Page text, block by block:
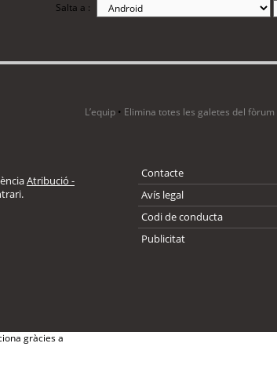
Salta a :
L’equip • Elimina totes les galetes del fòrum
Atribució -
Contacte
Avís legal
Codi de conducta
Publicitat
gràcies a